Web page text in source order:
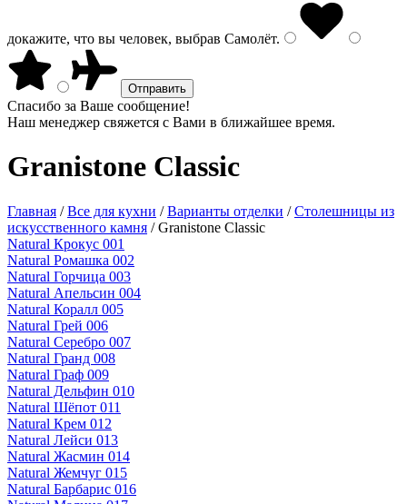
докажите, что вы человек, выбрав Самолёт.
Спасибо за Ваше сообщение!
Наш менеджер свяжется с Вами в ближайшее время.
Granistone Classic
Главная /Все для кухни /Варианты отделки /Столешницы из
искусственного камня /Granistone Classic
Natural Крокус 001
Natural Ромашка 002
Natural Горчица 003
Natural Апельсин 004
Natural Коралл 005
Natural Грей 006
Natural Серебро 007
Natural Гранд 008
Natural Граф 009
Natural Дельфин 010
Natural Шёпот 011
Natural Крем 012
Natural Лейси 013
Natural Жасмин 014
Natural Жемчуг 015
Natural Барбарис 016